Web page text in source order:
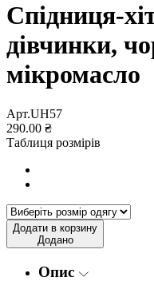
Спідниця-
дівчинки,
мікромасло
Арт.UH57
290.00 ₴
Таблиця розмірів
Додати в корзину
Додано
Опис